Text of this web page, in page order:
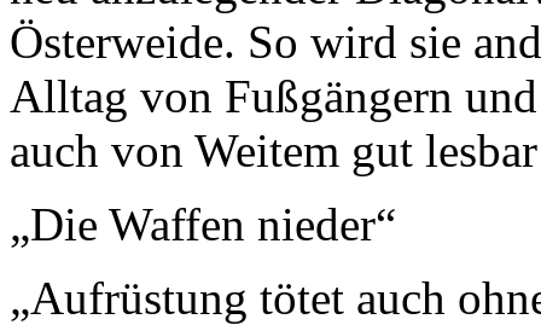
Österweide. So wird sie
Alltag von Fußgängern
auch von Weitem gut
„Die Waffen nieder“
„Aufrüstung tötet auch